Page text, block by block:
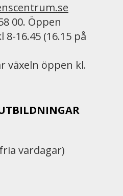
00. Öppen
16.45 (16.15 på
växeln öppen kl.
vardagar)